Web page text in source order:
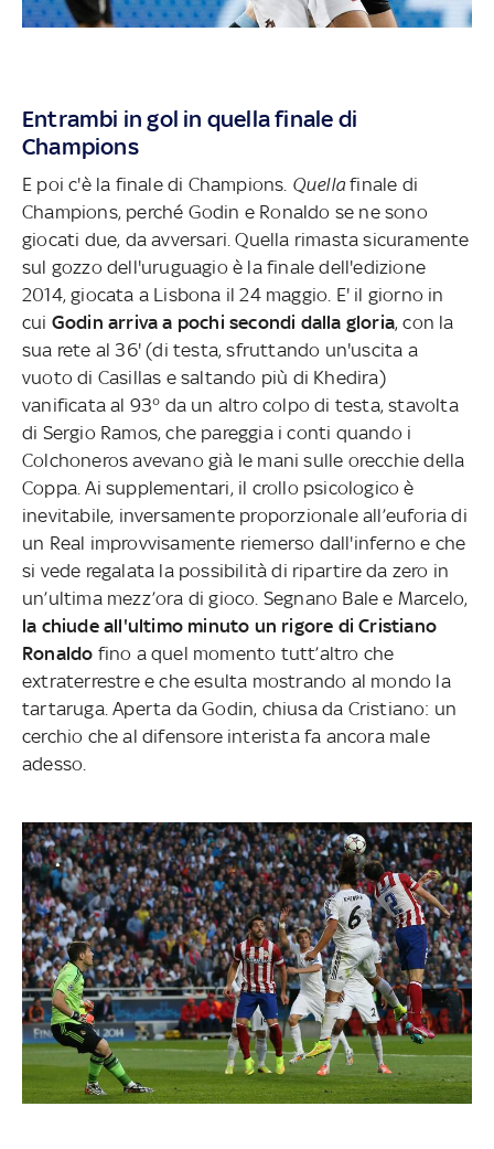
Entrambi in gol in quella finale di
Champions
E poi c'è la finale di Champions. Quellafinale di
Champions, perché Godin e Ronaldo se ne sono
giocati due, da avversari. Quella rimasta sicuramente
sul gozzo dell'uruguagio è la finale dell'edizione
2014, giocata a Lisbona il 24 maggio. E' il giorno in
cui Godin arriva a pochi secondi dalla gloria, con la
sua rete al 36' (di testa, sfruttando un'uscita a
vuoto di Casillas e saltando più di Khedira)
vanificata al 93° da un altro colpo di testa, stavolta
di Sergio Ramos, che pareggia i conti quando i
Colchoneros avevano già le mani sulle orecchie della
Coppa. Ai supplementari, il crollo psicologico è
inevitabile, inversamente proporzionale all’euforia di
un Real improvvisamente riemerso dall'inferno e che
si vede regalata la possibilità di ripartire da zero in
un’ultima mezz’ora di gioco. Segnano Bale e Marcelo,
la chiude all'ultimo minuto un rigore di Cristiano
Ronaldo fino a quel momento tutt’altro che
extraterrestre e che esulta mostrando al mondo la
tartaruga. Aperta da Godin, chiusa da Cristiano: un
cerchio che al difensore interista fa ancora male
adesso.